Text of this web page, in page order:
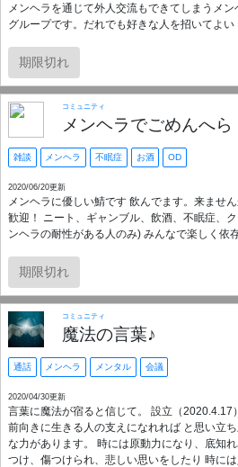
メンヘラを通じて外人交流もできてしまうメ
グループです。だれでも好きな人を招いてよい
期限切れ
コミュニティ
メンヘラでごめんへら
雑談 メンヘラ 不眠症 お酒 OD
2020/06/20更新
メンヘラに優しい鯖です 飲んでます。来ませんか？ メンヘラじゃな
歓迎！ ニート、ギャンブル、飲酒、不眠症、クズ、暇つぶし大歓迎です (メ
ンヘラの耐性がある人のみ) みんなで楽しく依
期限切れ
コミュニティ
魔法の言葉♪
通話 メンヘラ メンタル 会議
2020/04/30更新
言葉に魔法が宿ると信じて。 設立（2020.4.17） メンタルを抱えてるけど
前向きに生きる人の支えになれれば と思い立ち上げまし
な力があります。 時には原動力になり、底知
つけ、傷つけられ、悲しい思いをしたり 時に